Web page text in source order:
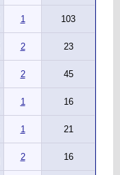
1 103
2 23
2 45
1 16
1 21
2 16